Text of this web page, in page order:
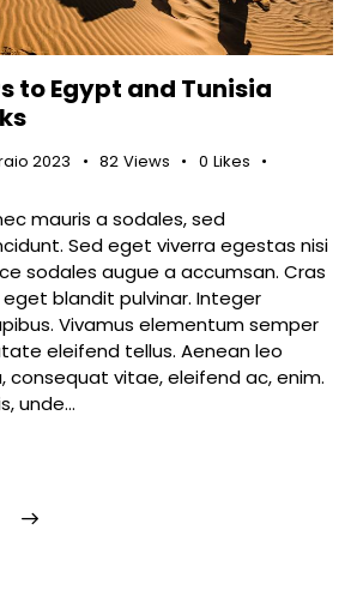
to Egypt and Tunisia
2023 82 Views 0 Likes
mauris a sodales, sed
Sed eget viverra egestas nisi
sodales augue a accumsan. Cras
blandit pulvinar. Integer
Vivamus elementum semper
eleifend tellus. Aenean leo
consequat vitae, eleifend ac, enim.
unde…